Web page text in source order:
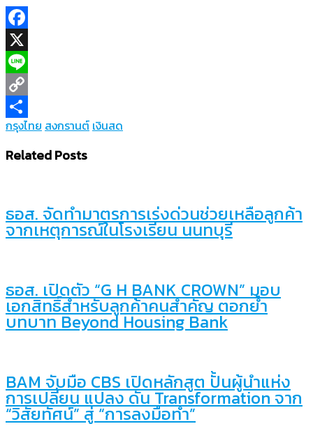
Facebook
X
Line
Copy
Link
Share
กรุงไทย สงกรานต์ เงินสด
Related Posts
ธอส. จัดทำมาตรการเร่งด่วนช่วยเหลือลูกค้า
จากเหตุการณ์ในโรงเรียน นนทบุรี
ธอส. เปิดตัว “G H BANK CROWN” มอบ
เอกสิทธิ์สำหรับลูกค้าคนสำคัญ ตอกย้ำ
บทบาท Beyond Housing Bank
BAM จับมือ CBS เปิดหลักสูต ปั้นผู้นำแห่ง
การเปลี่ยน แปลง ดัน Transformation จาก
“วิสัยทัศน์” สู่ “การลงมือทำ”